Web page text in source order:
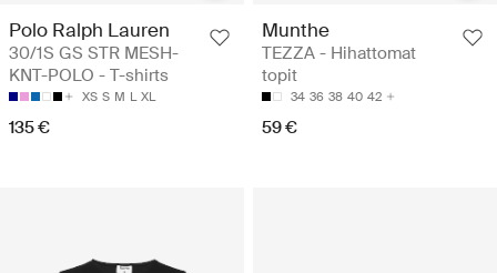
Polo Ralph Lauren
30/1S GS STR MESH-
KNT-POLO - T-shirts
XS S M L XL
135 €
Munthe
TEZZA - Hihattomat
topit
34 36 38 40 42
59 €